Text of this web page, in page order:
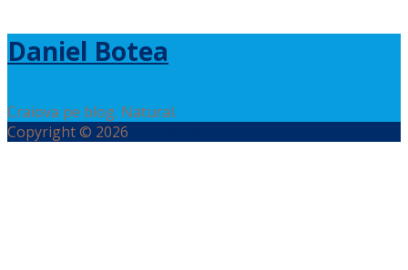
Daniel Botea
Craiova pe blog. Natural.
Copyright © 2026